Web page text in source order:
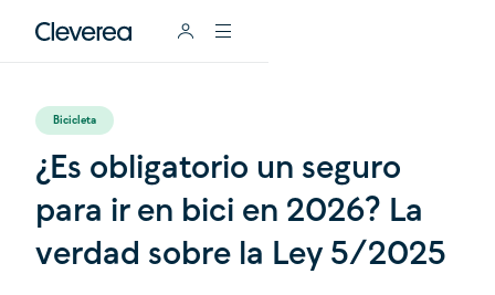
Bicicleta
¿Es obligatorio un seguro
para ir en bici en 2026? La
verdad sobre la Ley 5/2025